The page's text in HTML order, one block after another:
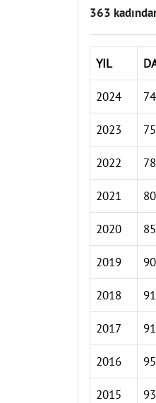
363
YIL
2024
2023
2022
2021
2020
2019
2018
2017
2016
2015